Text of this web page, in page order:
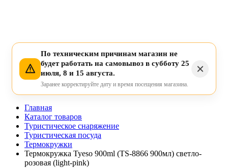
По техническим причинам магазин не
будет работать на самовывоз в субботу 25
июля, 8 и 15 августа.
Заранее корректируйте дату и время посещения магазина.
Главная
Каталог товаров
Туристическое снаряжение
Туристическая посуда
Термокружки
Термокружка Tyeso 900ml (TS-8866 900мл) светло-
розовая (light-pink)